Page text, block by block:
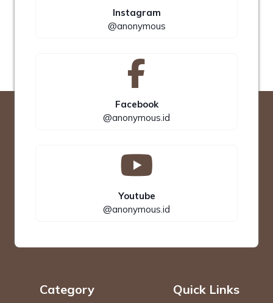
Instagram
@anonymous
Facebook
@anonymous.id
Youtube
@anonymous.id
Category Quick Links